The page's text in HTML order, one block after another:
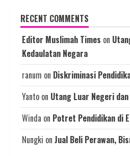
RECENT COMMENTS
Editor Muslimah Times on
Kedaulatan Negara
ranum on Diskriminasi
Yanto on Utang Luar Negeri
Winda on Potret Pendidikan di
Nungki on Jual Beli Perawan,